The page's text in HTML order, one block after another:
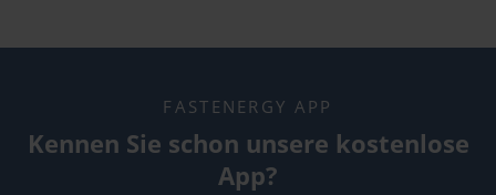
FASTENERGY APP
Kennen Sie schon unsere kostenlose
App?